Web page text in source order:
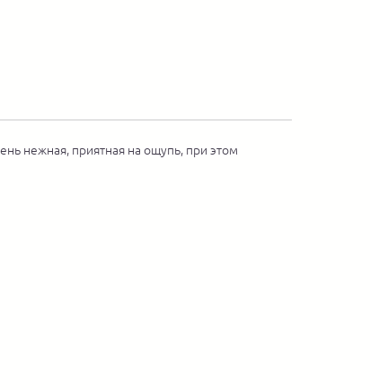
нежная, приятная на ощупь, при этом